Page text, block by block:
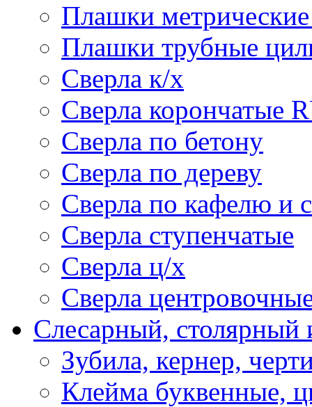
Плашки
Плашки трубные
Сверла к/х
Сверла корончатые
Сверла по бетону
Сверла по дереву
Сверла по кафелю и
Сверла ступенчатые
Сверла ц/х
Сверла
Слесарный, столярный
Зубила, кернер,
Клейма буквенные,